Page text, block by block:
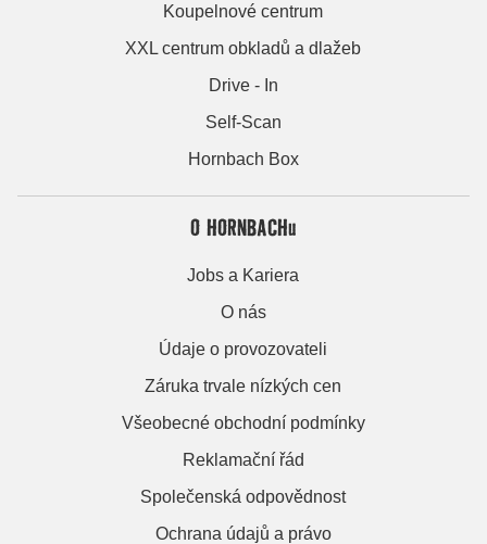
Koupelnové centrum
XXL centrum obkladů a dlažeb
Drive - In
Self-Scan
Hornbach Box
O HORNBACHu
Jobs a Kariera
O nás
Údaje o provozovateli
Záruka trvale nízkých cen
Všeobecné obchodní podmínky
Reklamační řád
Společenská odpovědnost
Ochrana údajů a právo